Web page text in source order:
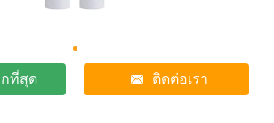
ที่สุด ติดต่อเรา